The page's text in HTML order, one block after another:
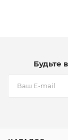
Будьте